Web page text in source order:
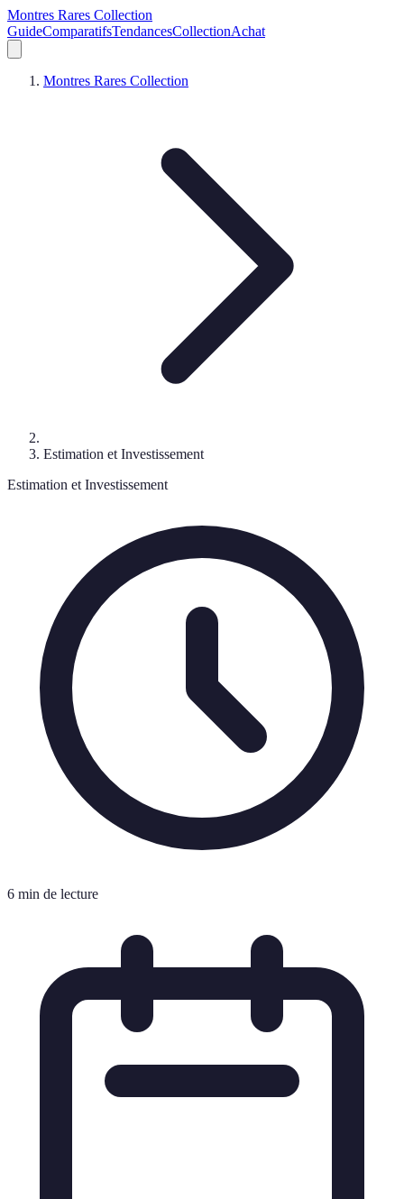
Montres Rares Collection
GuideComparatifsTendancesCollectionAchat
Montres Rares Collection
Estimation et Investissement
Estimation et Investissement
6 min de lecture